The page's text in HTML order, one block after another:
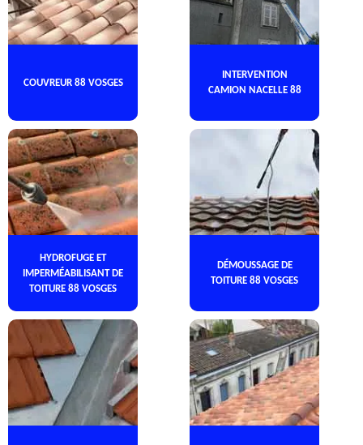
COUVREUR 88 VOSGES
INTERVENTION
CAMION NACELLE 88
HYDROFUGE ET
IMPERMÉABILISANT DE
TOITURE 88 VOSGES
DÉMOUSSAGE DE
TOITURE 88 VOSGES